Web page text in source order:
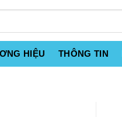
HIỆU THÔNG TIN